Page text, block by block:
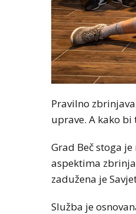
Pravilno
uprave. A kako
Grad Beč stoga
aspektima
zadužena je
Služba je